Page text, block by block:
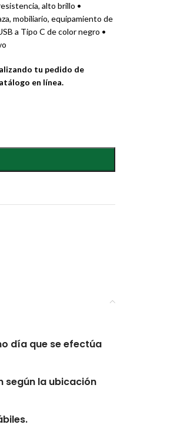
alto brillo •
mobiliario, equipamiento de
a Tipo C de color negro •
tu pedido de
en línea.
día que se efectúa
según la ubicación